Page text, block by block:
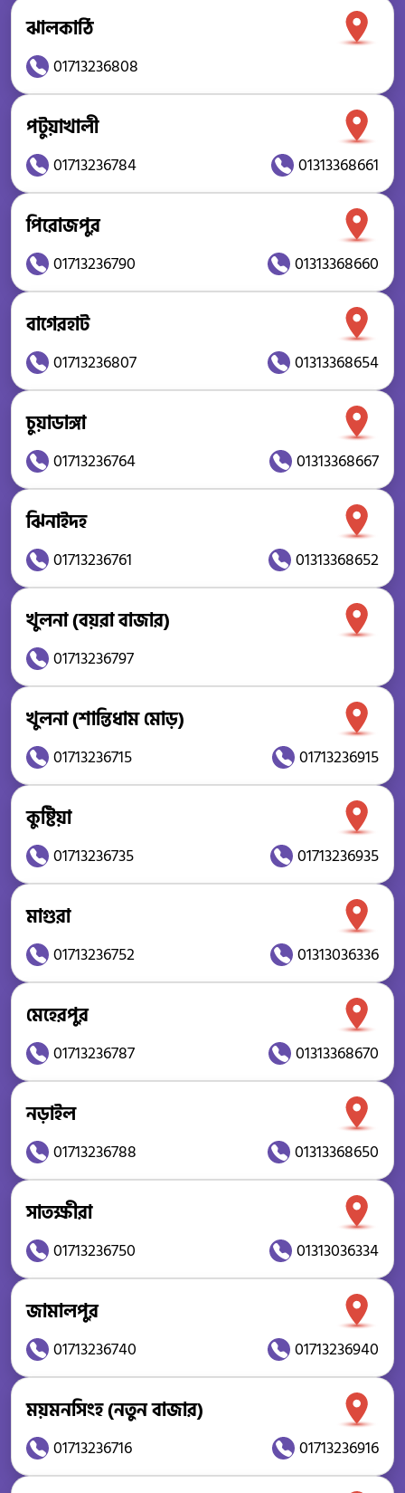
ঝালকাঠি
01713236808
পটুয়াখালী
01713236784 01313368661
পিরোজপুর
01713236790 01313368660
বাগেরহাট
01713236807 01313368654
চুয়াডাঙ্গা
01713236764 01313368667
ঝিনাইদহ
01713236761 01313368652
খুলনা (বয়রা বাজার)
01713236797
খুলনা (শান্তিধাম মোড়)
01713236715 01713236915
কুষ্টিয়া
01713236735 01713236935
মাগুরা
01713236752 01313036336
মেহেরপুর
01713236787 01313368670
নড়াইল
01713236788 01313368650
সাতক্ষীরা
01713236750 01313036334
জামালপুর
01713236740 01713236940
ময়মনসিংহ (নতুন বাজার)
01713236716 01713236916